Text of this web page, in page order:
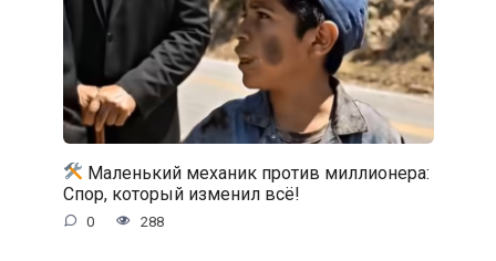
Маленький механик против миллионера:
Спор, который изменил всё!
0 288